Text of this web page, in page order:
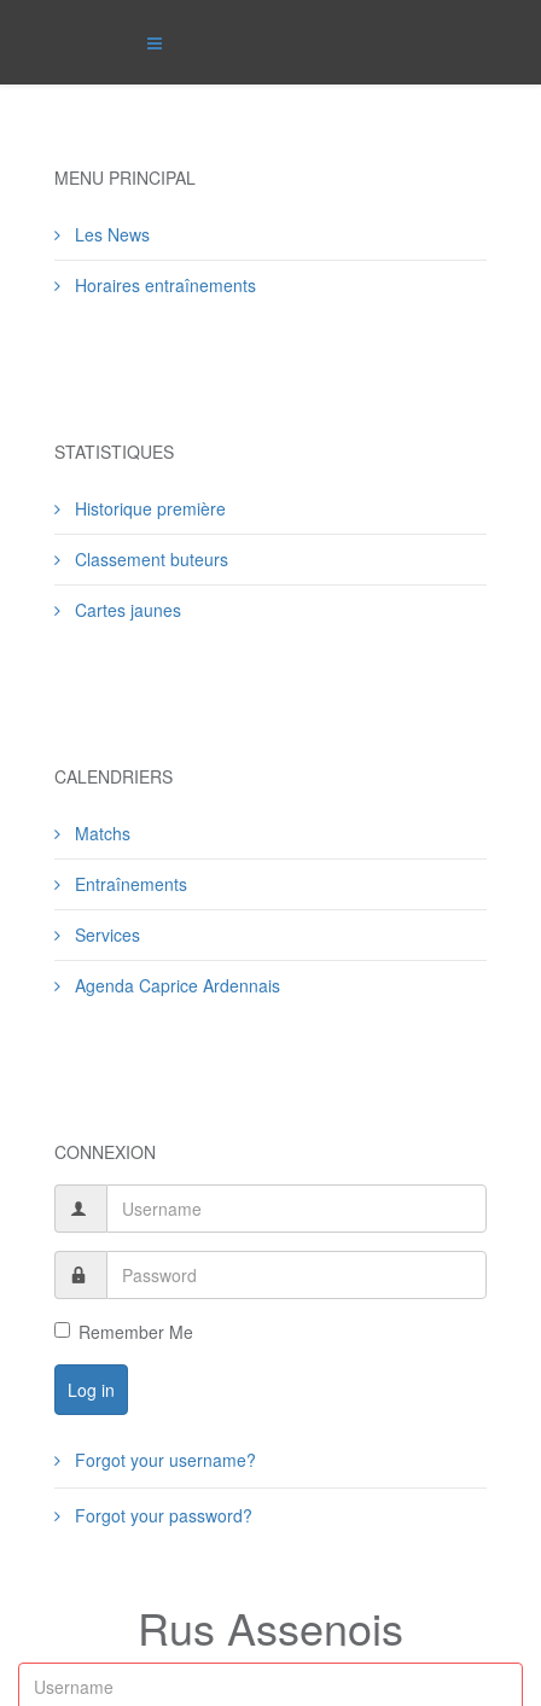
MENU PRINCIPAL
Les News
Horaires entraînements
STATISTIQUES
Historique première
Classement buteurs
Cartes jaunes
CALENDRIERS
Matchs
Entraînements
Services
Agenda Caprice Ardennais
CONNEXION
Remember Me
Log in
Forgot your username?
Forgot your password?
Rus Assenois